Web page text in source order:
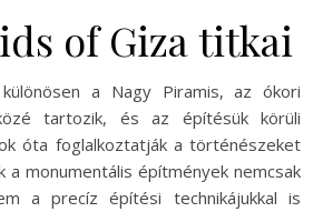
of Giza titkai
a Nagy Piramis, az ókori
tartozik, és az építésük körüli
óta foglalkoztatják a történészeket
a monumentális építmények nemcsak
a precíz építési technikájukkal is